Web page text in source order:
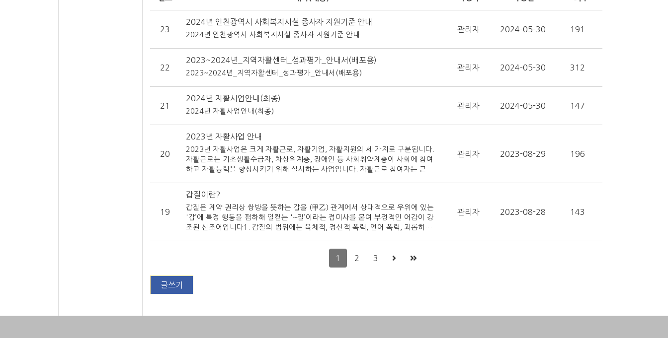
23
2024년 인천광역시 사회복지시설 종사자 지원기준 안내
2024년 인천광역시 사회복지시설 종사자 지원기준 안내
관리자 2024-05-30 191
22
2023~2024년_지역자활센터_성과평가_안내서(배포용)
2023~2024년_지역자활센터_성과평가_안내서(배포용)
관리자 2024-05-30 312
21
2024년 자활사업안내(최종)
2024년 자활사업안내(최종)
관리자 2024-05-30 147
20
2023년 자활사업 안내
2023년 자활사업은 크게 자활근로, 자활기업, 자활지원의 세 가지로 구분됩니다.
자활근로는 기초생활수급자, 차상위계층, 장애인 등 사회취약계층이 사회에 참여
하고 자활능력을 향상시키기 위해 실시하는 사업입니다. 자활근로 참여자는 근로
활근로 참여자에게는 최저임금 이상을 지급하고, 근로장려금, 자격수당, 주거지원
금 등 다양한 지원을 제공합니다.자활기업은 사회취약계층이 주체가 되어 운영하
는 기업입니다. 자활기업은 사회적경제의 한 형태로, 사회취약계층의 자립과 사회
통합을 촉진하는 데 목적을 두고 있습니다. 자활기업은 제품이나 서비스의 생산·판
매, 사회서비스 제공, 환경보호 등 다양한 분야에서 활동하고 있습니다. 자활기업
다양한 지원을 받을 수 있습니다.자활지원은 자활사업의 원활한 추진을 위해 필요
관리자 2023-08-29 196
19
갑질이란?
갑질은 계약 권리상 쌍방을 뜻하는 갑을 (甲乙) 관계에서 상대적으로 우위에 있는
'갑’에 특정 행동을 폄하해 일컫는 '~질’이라는 접미사를 붙여 부정적인 어감이 강
조된 신조어입니다1. 갑질의 범위에는 육체적, 정신적 폭력, 언어 폭력, 괴롭히는
갑질은 그 내용에 따라 명백한 유형이 존재한다고 합니다2. 대표적인 갑질 유형은
다음과 같습니다:오너형: 가장 흔한 종류의 갑질로써, 흔히 기업의 대표자 혹은 경
영진 일가의 인물들이 직원들을 마치 물건 다루듯 마구 대하거나 폭언, 폭행을 일
삼는 유형입니다. 이는 구성원들 간의 극단적인 수직관계에 근거해 고용자가 피고
관리자 2023-08-28 143
1 2 3
글쓰기